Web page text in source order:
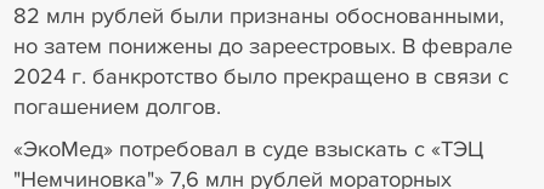
82 млн рублей были признаны обоснованными,
но затем понижены до зареестровых. В феврале
2024 г. банкротство было прекращено в связи с
погашением долгов.
«ЭкоМед» потребовал в суде взыскать с «ТЭЦ
"Немчиновка"» 7,6 млн рублей мораторных